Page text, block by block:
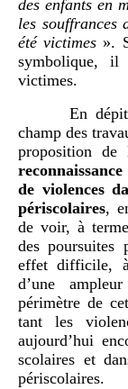
des enfants en
les souffrances
été victimes ».
symbolique, il
victimes.
En
champ des
proposition
de violences
périscolaires,
de voir, à
des poursuites
effet difficile,
d’une
périmètre de
tant les
aujourd’hui
scolaires et
périscolaires.